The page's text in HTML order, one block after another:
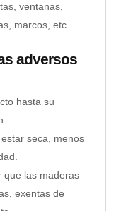
ventanas,
marcos, etc…
adversos
hasta su
seca, menos
que las maderas
exentas de